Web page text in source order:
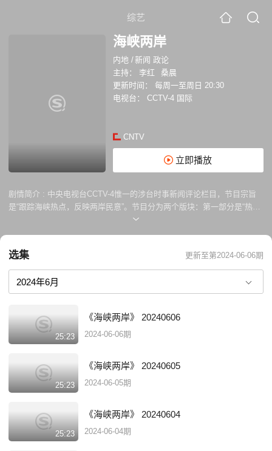
综艺
海峡两岸
内地 /新闻 政论
主持：
李红
桑晨
更新时间：
每周一至周日 20:30
电视台：
CCTV-4 国际
CNTV
立即播放
剧情简介 : 中央电视台CCTV-4惟一的涉台时事新闻评论栏目，节目宗旨
是“跟踪海峡热点，反映两岸民意”。节目分为两个版块：第一部分是“热点
扫描”，主要报道当日和近期台湾岛内的热点新闻。第二部分是“热点透
选集 更新至第2024-06-06期
25:23
《海峡两岸》 20240606
2024-06-06期
25:23
《海峡两岸》 20240605
2024-06-05期
25:23
《海峡两岸》 20240604
2024-06-04期